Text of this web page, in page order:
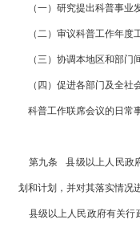
（一）研究提出科普事业
（二）审议科普工作年度
（三）协调本地区和部门
（四）促进各部门及全社
科普工作联席会议的日常
第九条 县级以上人民政
划和计划，并对其落实情况
县级以上人民政府有关行